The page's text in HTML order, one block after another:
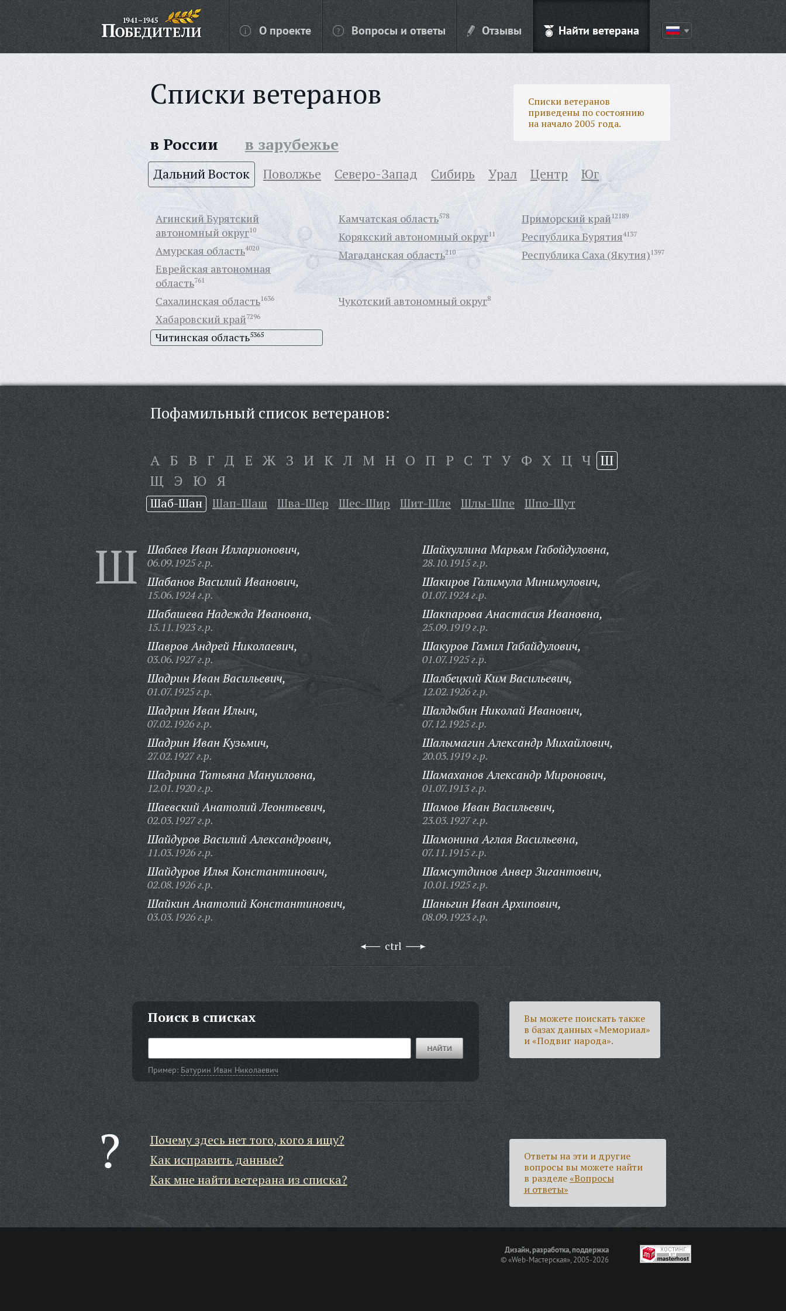
О проекте Вопросы и ответы Отзывы Найти ветерана
Списки ветеранов
Списки ветеранов
приведены по состоянию
на начало 2005 года.
в России в зарубежье
Дальний Восток Поволжье Северо-Запад Сибирь Урал Центр Юг
Агинский Бурятский
автономный округ10
Амурская область4020
Еврейская автономная
область761
Камчатская область578
Корякский автономный округ11
Магаданская область210
Приморский край12189
Республика Бурятия4137
Республика Саха (Якутия)1397
Сахалинская область1636
Хабаровский край7296
Читинская область5365
Чукотский автономный округ8
Пофамильный список ветеранов:
А Б В Г Д Е Ж З И К Л М Н О П Р С Т У Ф Х Ц Ч Ш
Щ Э Ю Я
Шаб-Шан Шап-Шаш Шва-Шер Шес-Шир Шит-Шле Шлы-Шпе Шпо-Шут
Ш Шабаев Иван Илларионович,
06.09.1925 г.р.
Шабанов Василий Иванович,
15.06.1924 г.р.
Шабашева Надежда Ивановна,
15.11.1923 г.р.
Шавров Андрей Николаевич,
03.06.1927 г.р.
Шадрин Иван Васильевич,
01.07.1925 г.р.
Шадрин Иван Ильич,
07.02.1926 г.р.
Шадрин Иван Кузьмич,
27.02.1927 г.р.
Шадрина Татьяна Мануиловна,
12.01.1920 г.р.
Шаевский Анатолий Леонтьевич,
02.03.1927 г.р.
Шайдуров Василий Александрович,
11.03.1926 г.р.
Шайдуров Илья Константинович,
02.08.1926 г.р.
Шайкин Анатолий Константинович,
03.03.1926 г.р.
Шайхуллина Марьям Габойдуловна,
28.10.1915 г.р.
Шакиров Галимула Минимулович,
01.07.1924 г.р.
Шакпарова Анастасия Ивановна,
25.09.1919 г.р.
Шакуров Гамил Габайдулович,
01.07.1925 г.р.
Шалбецкий Ким Васильевич,
12.02.1926 г.р.
Шалдыбин Николай Иванович,
07.12.1925 г.р.
Шалымагин Александр Михайлович,
20.03.1919 г.р.
Шамаханов Александр Миронович,
01.07.1913 г.р.
Шамов Иван Васильевич,
23.03.1927 г.р.
Шамонина Аглая Васильевна,
07.11.1915 г.р.
Шамсутдинов Анвер Зигантович,
10.01.1925 г.р.
Шаньгин Иван Архипович,
08.09.1923 г.р.
ctrl
Поиск в списках
Пример: Батурин Иван Николаевич
Вы можете поискать также
в базах данных «Мемориал»
и «Подвиг народа».
Почему здесь нет того, кого я ищу?
Как исправить данные?
Как мне найти ветерана из списка?
Ответы на эти и другие
вопросы вы можете найти
в разделе«Вопросы
и ответы»
Дизайн, разработка, поддержка
©«Web-Мастерская» , 2005-2026